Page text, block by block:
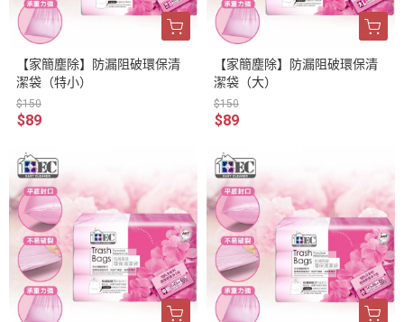
【家簡塵除】防漏阻破環保清
潔袋（特小）
$150
$89
【家簡塵除】防漏阻破環保清
潔袋（大）
$150
$89